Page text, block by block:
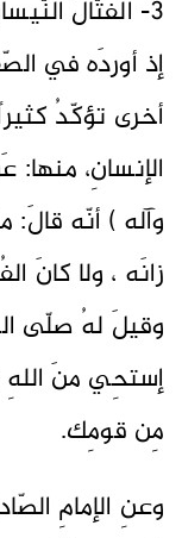
3- الفتّالُ
أخرى تؤكّدُ
الإنسانِ،
وآله ) أنّه
زانَه ، ولا
وقيلَ لهُ صلّى
إستحِي منَ
مِن قومِك.
وعنِ الإمامِ